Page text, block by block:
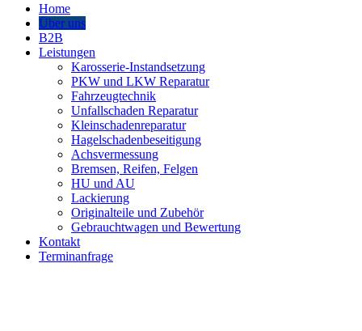
Home
Über uns
B2B
Leistungen
Karosserie-Instandsetzung
PKW und LKW Reparatur
Fahrzeugtechnik
Unfallschaden Reparatur
Kleinschadenreparatur
Hagelschadenbeseitigung
Achsvermessung
Bremsen, Reifen, Felgen
HU und AU
Lackierung
Originalteile und Zubehör
Gebrauchtwagen und Bewertung
Kontakt
Terminanfrage